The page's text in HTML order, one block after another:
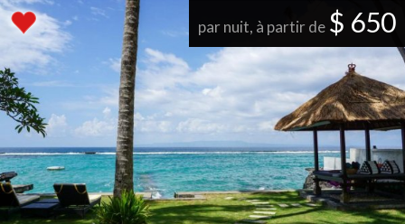
par nuit, à partir de $ 650